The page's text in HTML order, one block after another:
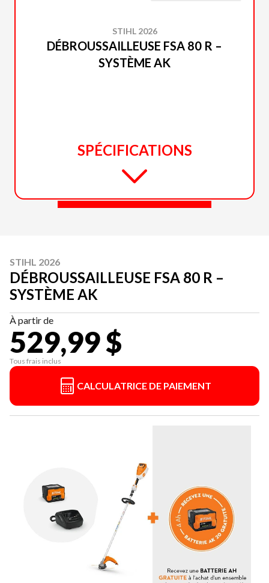
STIHL 2026
DÉBROUSSAILLEUSE FSA 80 R –
SYSTÈME AK
SPÉCIFICATIONS
STIHL 2026
DÉBROUSSAILLEUSE FSA 80 R –
SYSTÈME AK
À partir de
529,99 $
Tous frais inclus
CALCULATRICE DE PAIEMENT